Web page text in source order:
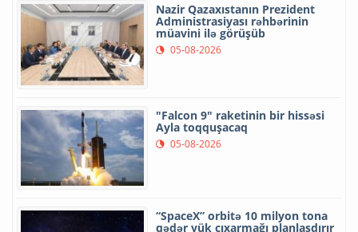
Nazir Qazaxıstanın Prezident
Administrasiyası rəhbərinin
müavini ilə görüşüb
05-08-2026
"Falcon 9" raketinin bir hissəsi
Ayla toqquşacaq
05-08-2026
“SpaceX” orbitə 10 milyon tona
qədər yük çıxarmağı planlaşdırır